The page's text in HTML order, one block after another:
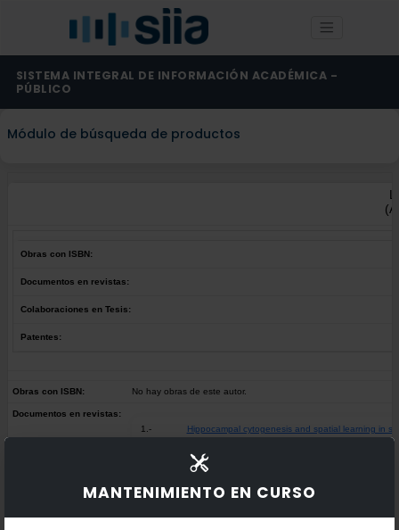
MANTENIMIENTO EN CURSO
SISTEMA INTEGRAL DE INFORMACIÓN ACADÉMICA -
PÚBLICO
Módulo de búsqueda de productos
Obras con ISBN:
Documentos en revistas:
Colaboraciones en Tesis:
Patentes:
Obras con ISBN: No hay obras de este autor.
Documentos en revistas:
1.-
Hippocampal cytogenesis and spatial learning in